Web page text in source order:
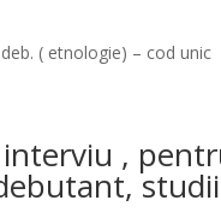
( etnologie) – cod unic
,